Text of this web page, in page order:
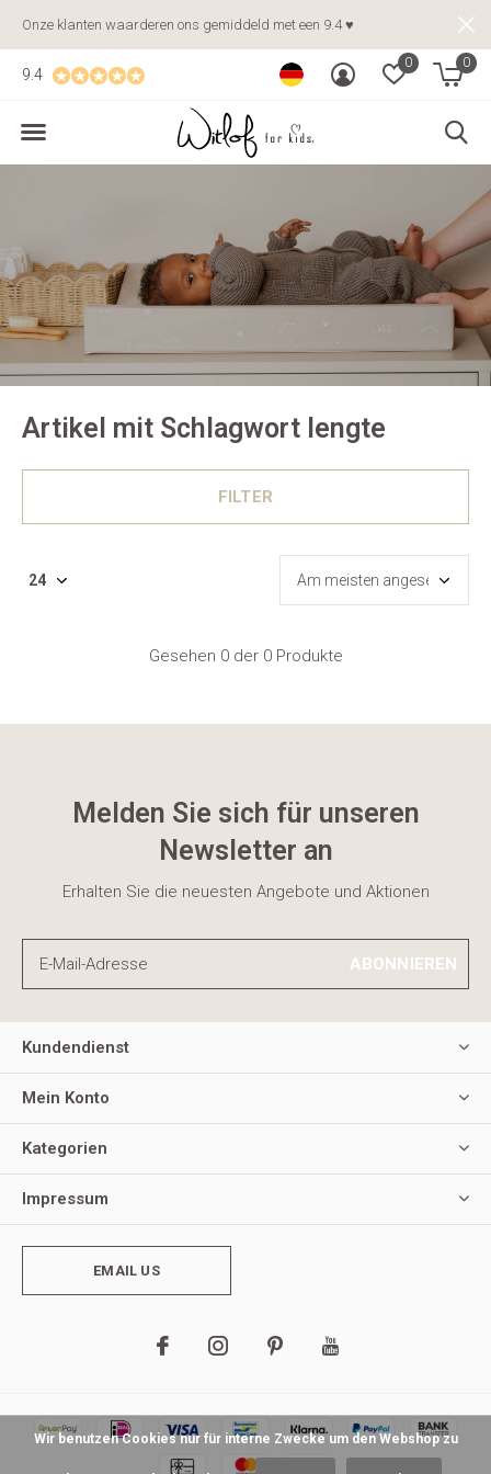
0 0
9.4
Onze klanten waarderen ons gemiddeld met een 9.4 ♥
Artikel mit Schlagwort lengte
FILTER
Gesehen 0 der 0 Produkte
Melden Sie sich für unseren
Newsletter an
Erhalten Sie die neuesten Angebote und Aktionen
ABONNIEREN
Kundendienst
Mein Konto
Kategorien
Impressum
EMAIL US
Wir benutzen Cookies nur für interne Zwecke um den Webshop zu